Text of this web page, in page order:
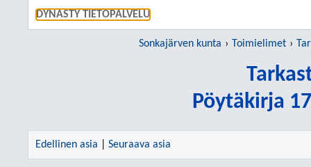
DYNASTY TIETOPALVELU
Sonkajärven kunta Toimielimet
Pöytäkirja
Edellinen asia Seuraava asia